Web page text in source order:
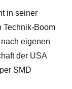
in seiner
Technik-Boom
eigenen
der USA
SMD